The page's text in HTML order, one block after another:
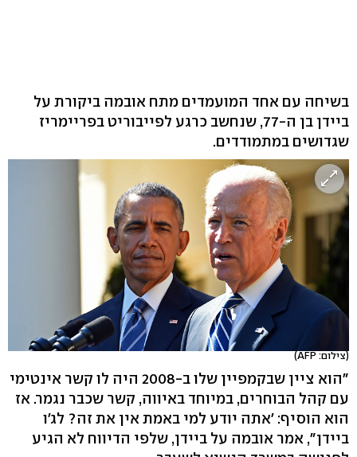
בשיחה עם אחד המועמדים מתח אובמה ביקורת על
ביידן בן ה-77, שנחשב כרגע לפייבוריט בפריימריז
שגדושים במתמודדים.
(צילום: AFP)
"הוא ציין שבקמפיין שלו ב-2008 היה לו קשר אינטימי
עם קהל הבוחרים, במיוחד באיווה, קשר שכבר נגמר. אז
הוא הוסיף: 'אתה יודע למי באמת אין את זה? לג'ו
ביידן", אמר אובמה על ביידן, שלפי הדיווח לא הגיע